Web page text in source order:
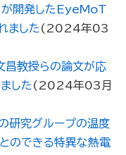
が開発したEyeMoT
ました ( 2024年03
昌教授らの論文が応
した ( 2024年03月
研究グループの温度
のできる特異な熱電